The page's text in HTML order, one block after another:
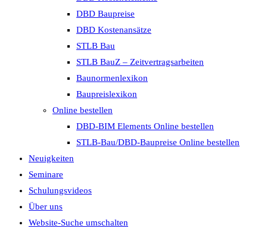
DBD Baupreise
DBD Kostenansätze
STLB Bau
STLB BauZ – Zeitvertragsarbeiten
Baunormenlexikon
Baupreislexikon
Online bestellen
DBD-BIM Elements Online bestellen
STLB-Bau/DBD-Baupreise Online bestellen
Neuigkeiten
Seminare
Schulungsvideos
Über uns
Website-Suche umschalten